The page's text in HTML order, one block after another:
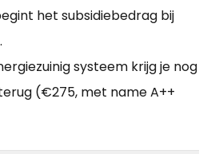
het subsidiebedrag bij
systeem krijg je nog
(€275, met name A++